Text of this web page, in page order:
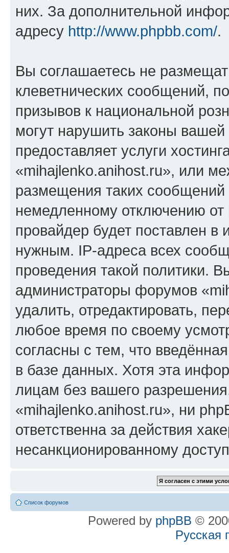
них. За дополнительной
адресу http://www.phpbb.com/.
Вы соглашаетесь не
клеветнических сообщений,
призывов к национальной
могут нарушить законы
предоставляет услуги
«mihajlenko.anihost.ru», или
размещения таких
немедленному отключению
провайдер будет поставлен в
нужным. IP-адреса всех
проведения такой политики.
администраторы форумов
удалить, отредактировать,
любое время по своему
согласны с тем, что
в базе данных. Хотя эта
лицам без вашего
«mihajlenko.anihost.ru», ни
ответственна за действия
несанкционированному
Список форумов
Powered by phpBB ©
Русская